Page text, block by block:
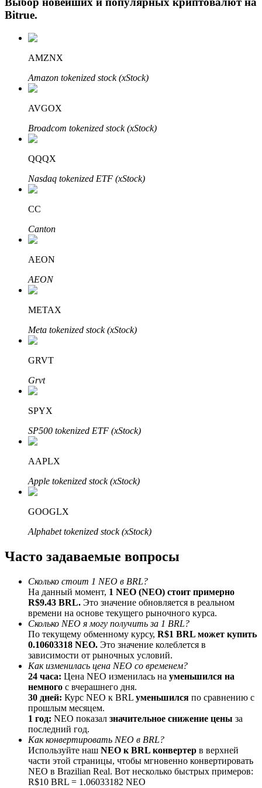
Получите долгосрочную прибыль и гибкие проценты
Изучите стейкинг
Узнайте о пассивном доходе
Bitrue
Bitrue Партнеры
Партнеры Bitrue
До 65% комиссии!
Реферал
Пригласите друга, чтобы получить денежные
вознаграждения
Deposit CASHCAT & Win
Bitrue.
AMZNX
Amazon tokenized stock (xStock)
AVGOX
Broadcom tokenized stock (xStock)
QQQX
Nasdaq tokenized ETF (xStock)
CC
Canton
AEON
AEON
METAX
Meta tokenized stock (xStock)
GRVT
Grvt
SPYX
SP500 tokenized ETF (xStock)
AAPLX
Apple tokenized stock (xStock)
GOOGLX
Alphabet tokenized stock (xStock)
Часто задаваемые вопросы
Сколько стоит 1 NEO в BRL?
На данный момент, 1 NEO (NEO) стоит примерно
R$9.43 BRL. Это значение обновляется в реальном
времени на основе текущего рыночного курса.
Сколько NEO я могу получить за 1 BRL?
По текущему обменному курсу, R$1 BRL может купить
0.10603318 NEO. Это значение колеблется в
зависимости от рыночных условий.
Как изменилась цена NEO со временем?
24 часа: Цена NEO изменилась на уменьшился на
немного с вчерашнего дня.
30 дней: Курс NEO к BRL уменьшился по сравнению с
прошлым месяцем.
1 год: NEO показал значительное снижение цены за
последний год.
Как конвертировать NEO в BRL?
Используйте наш NEO к BRL конвертер в верхней
части этой страницы, чтобы мгновенно конвертировать
NEO в Brazilian Real. Вот несколько быстрых примеров:
R$10 BRL = 1.06033182 NEO